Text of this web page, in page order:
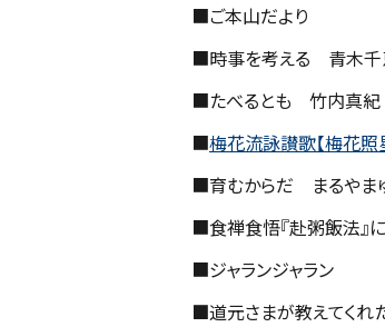
■ご本山だより
■時事を考える 青木
■たべるとも 竹内真紀
■梅花流詠讃歌【梅花照
■育むからだ まるやま
■食禅食悟『赴粥飯法』
■ジャランジャラン
■道元さまが教えてくれ